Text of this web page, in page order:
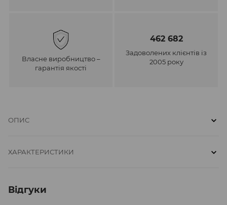
Власне виробництво –
гарантія якості
462 682
Задоволених клієнтів із
2005 року
ОПИС
ХАРАКТЕРИСТИКИ
Відгуки